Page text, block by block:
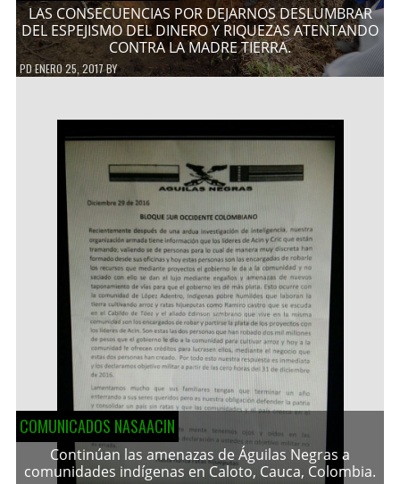
LAS CONSECUENCIAS POR DEJARNOS DESLUMBRAR
DEL ESPEJISMO DEL DINERO Y RIQUEZAS ATENTANDO
CONTRA LA MADRE TIERRA.
PDENERO 25, 2017BY
COMUNICADOS NASAACIN
Continúan las amenazas de Águilas Negras a
comunidades indígenas en Caloto, Cauca, Colombia.